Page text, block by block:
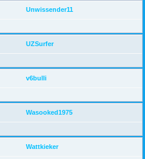
Unwissender11
UZSurfer
v6bulli
Wasooked1975
Wattkieker